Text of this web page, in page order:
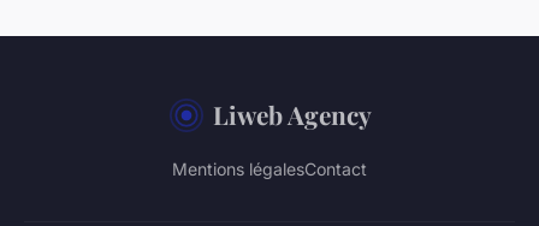
Liweb Agency
Mentions légalesContact